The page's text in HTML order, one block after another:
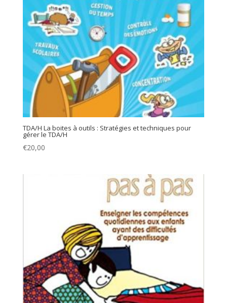
TDA/H La boites à outils : Stratégies et techniques pour
gérer le TDA/H
€20,00